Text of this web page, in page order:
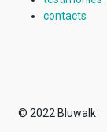
contacts
© 2022 Bluwalk